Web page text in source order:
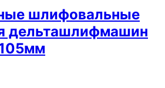
шлифовальные
дельташлифмашин